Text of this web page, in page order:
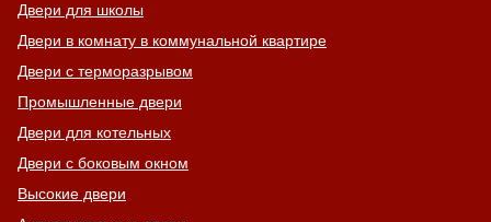
Двери для школы
Двери в комнату в коммунальной квартире
Двери с терморазрывом
Промышленные двери
Двери для котельных
Двери с боковым окном
Высокие двери